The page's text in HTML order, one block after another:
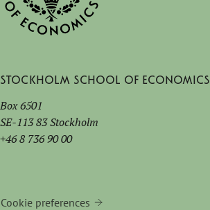
Stockholm School of Economics
Box 6501
SE-113 83 Stockholm
+46 8 736 90 00
Cookie preferences